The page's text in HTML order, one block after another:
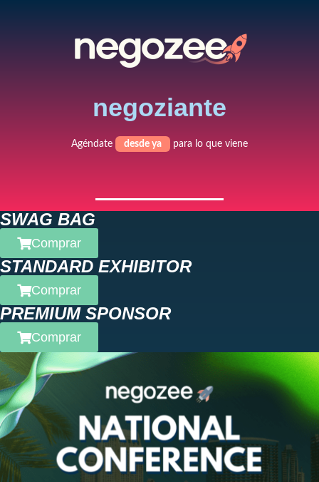
negoziante
Agéndate desde ya para lo que viene
SWAG BAG
Comprar
STANDARD EXHIBITOR
Comprar
PREMIUM SPONSOR
Comprar